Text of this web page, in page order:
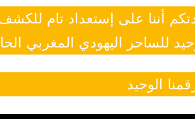
أننا على إستعداد تام
للساحر اليهودي المغربي
الوحيد